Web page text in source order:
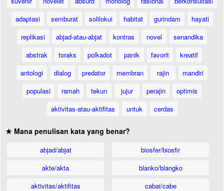
adaptasi
semburat solilokui habitat gurindam
hayati
replikasi
abjad-atau-abjat kontras novel
senandika
abstrak
toraks polkadot panik favorit
kreatif
antologi
dialog predator membran rajin
mandiri
populasi
ramah tekun jujur perajin
optimis
aktivitas-atau-aktifitas
untuk cerdas
★ Mana penulisan kata yang benar?
abjad/abjat
akte/akta
aktivitas/aktifitas
biosfer/biosfir
blanko/blangko
cabai/cabe